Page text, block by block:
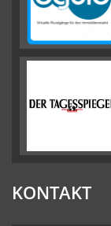
KONTAKT